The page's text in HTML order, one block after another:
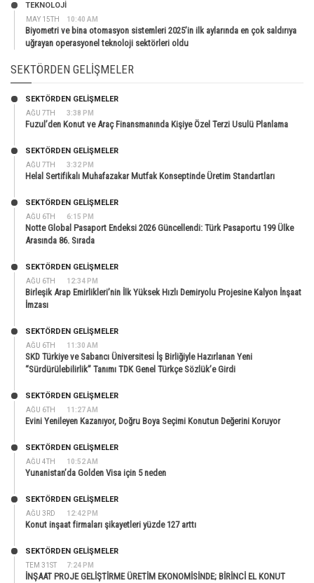
MAY 15TH 10:40 AM
TEKNOLOJİ
Biyometri ve bina otomasyon sistemleri 2025’in ilk aylarında en çok saldırıya
uğrayan operasyonel teknoloji sektörleri oldu
SEKTÖRDEN GELIŞMELER
AĞU 7TH 3:38 PM
SEKTÖRDEN GELIŞMELER
Fuzul’den Konut ve Araç Finansmanında Kişiye Özel Terzi Usulü Planlama
AĞU 7TH 3:32 PM
SEKTÖRDEN GELIŞMELER
Helal Sertifikalı Muhafazakar Mutfak Konseptinde Üretim Standartları
AĞU 6TH 6:15 PM
SEKTÖRDEN GELIŞMELER
Notte Global Pasaport Endeksi 2026 Güncellendi: Türk Pasaportu 199 Ülke
Arasında 86. Sırada
AĞU 6TH 12:34 PM
SEKTÖRDEN GELIŞMELER
Birleşik Arap Emirlikleri’nin İlk Yüksek Hızlı Demiryolu Projesine Kalyon İnşaat
İmzası
AĞU 6TH 11:30 AM
SEKTÖRDEN GELIŞMELER
SKD Türkiye ve Sabancı Üniversitesi İş Birliğiyle Hazırlanan Yeni
“Sürdürülebilirlik” Tanımı TDK Genel Türkçe Sözlük’e Girdi
AĞU 6TH 11:27 AM
SEKTÖRDEN GELIŞMELER
Evini Yenileyen Kazanıyor, Doğru Boya Seçimi Konutun Değerini Koruyor
AĞU 4TH 10:52 AM
SEKTÖRDEN GELIŞMELER
Yunanistan’da Golden Visa için 5 neden
AĞU 3RD 12:42 PM
SEKTÖRDEN GELIŞMELER
Konut inşaat firmaları şikayetleri yüzde 127 arttı
TEM 31ST 7:24 PM
SEKTÖRDEN GELIŞMELER
İNŞAAT PROJE GELİŞTİRME ÜRETİM EKONOMİSİNDE; BİRİNCİ EL KONUT